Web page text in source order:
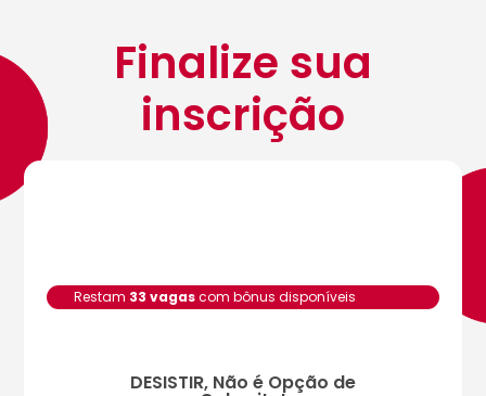
Finalize sua
inscrição
Restam 33 vagascom bônus disponíveis
DESISTIR, Não é Opção de